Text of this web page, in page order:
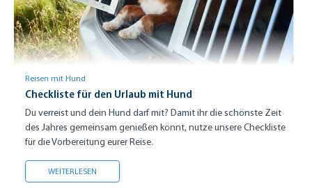
Reisen mit Hund
Checkliste für den Urlaub mit Hund
Du verreist und dein Hund darf mit? Damit ihr die schönste Zeit
des Jahres gemeinsam genießen könnt, nutze unsere Checkliste
für die Vorbereitung eurer Reise.
WEITERLESEN